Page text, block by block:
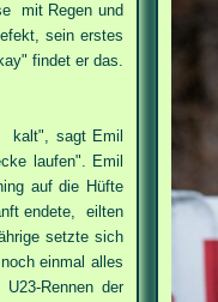
mit Regen und
sein erstes
findet er das.
kalt", sagt Emil
laufen". Emil
auf die Hüfte
endete, eilten
setzte sich
einmal alles
Rennen der